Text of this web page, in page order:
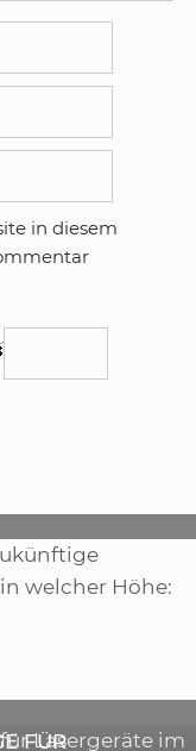
in diesem
welcher Höhe:
FÜR
ZUR